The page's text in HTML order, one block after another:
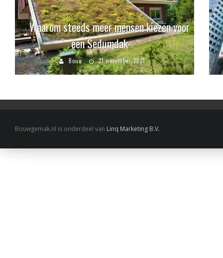
Waarom steeds meer mensen kiezen voor
een Sedumdak
Bouw 21 november 2021
Bouwgemak.nl is onderdeel van Linq Marketing B.V.